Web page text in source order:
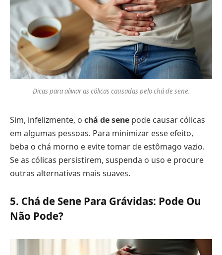
Dicas para aliviar as cólicas causadas pelo chá de sene.
Sim, infelizmente, o chá de sene pode causar cólicas
em algumas pessoas. Para minimizar esse efeito,
beba o chá morno e evite tomar de estômago vazio.
Se as cólicas persistirem, suspenda o uso e procure
outras alternativas mais suaves.
5. Chá de Sene Para Grávidas: Pode Ou
Não Pode?